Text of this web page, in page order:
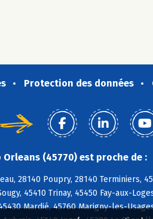
Protection des données
(45770) est proche de :
28140 Poupry, 28140 Terminiers,
45410 Trinay, 45450 Fay-aux-
Mardié, 45760 Marigny-les-